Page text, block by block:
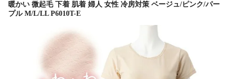
暖かい 微起毛 下着 肌着 婦人 女性 冷房対策 ベージュ/ピンク/パー
プル M/L/LL P6010T-E